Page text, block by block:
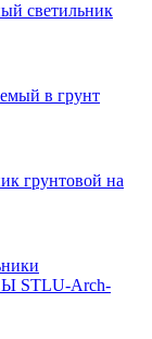
светильник
в грунт
грунтовой на
Arch-